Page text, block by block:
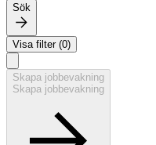
Sök
Visa filter (0)
Skapa jobbevakning
Skapa jobbevakning